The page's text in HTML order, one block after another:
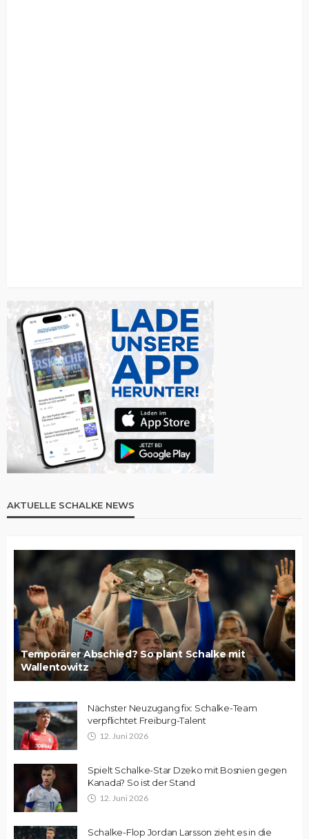
AKTUELLE SCHALKE NEWS
Temporärer Abschied? So plant Schalke mit
Wallentowitz
Nächster Neuzugang fix: Schalke-Team
verpflichtet Freiburg-Talent
12. Juni 2026
Spielt Schalke-Star Dzeko mit Bosnien gegen
Kanada? So ist der Stand
12. Juni 2026
Schalke-Flop Jordan Larsson zieht es in die